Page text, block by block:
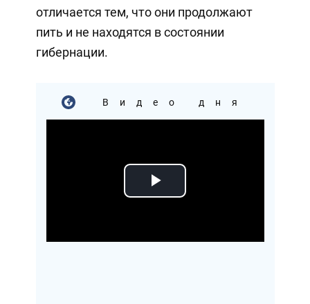
отличается тем, что они продолжают
пить и не находятся в состоянии
гибернации.
Видео дня
Play